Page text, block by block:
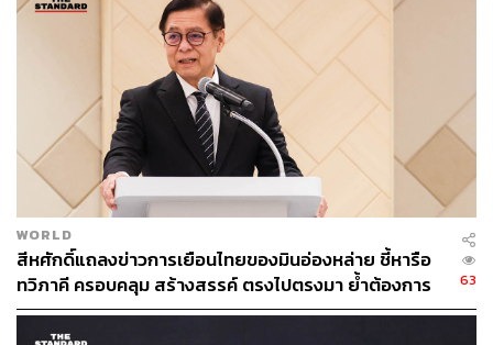
ก่อนผู้สื่อข่าวจะถามว่าร้านนี้มีเค้กส้มหรือไม่ อนุทินได้หันไป
ดูในตู้โชว์และตอบติดตลกว่า “ตั้งแต่พรุ่งนี้เดี๋ยวสั่งมาเลย ให้
ไปถามเจ๊เจ้าของ” พร้อมหัวเราะ ก่อนบอกอีกว่า “ให้ผู้สื่อข่าว
เหมาเลย คงไม่เกิน 3,000 บาท”
อย่างไรก็ตาม ท่าทีของอนุทินในวันนี้ยังคงผ่อนคลาย แม้จะมี
การยื่นทูลเกล้าฯ ขอพระราชทานยุบสภาเกิดขึ้นแล้วก็ตาม
TAGS:
การเลือกนายกรัฐมนตรี
นายกรัฐมนตรี
พรรคเพื่อไทย
ศุภชัย ใจสมุทร
การเมืองไทย
ภูมิธรรม เวชยชัย อนุทิน ชาญวีรกูล
WORLD
สีหศักดิ์แถลงข่าวการเยือนไทยของมินอ่องหล่าย ชี้หารือ
ทวิภาคี ครอบคลุม สร้างสรรค์ ตรงไปตรงมา ย้ำต้องการ
ให้เมียนมากลับสู่อาเซียน
63